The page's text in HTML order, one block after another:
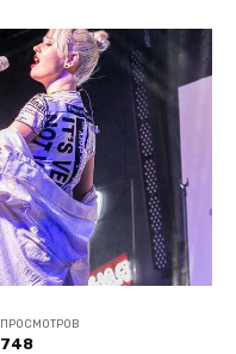
ПРОСМОТРОВ
748